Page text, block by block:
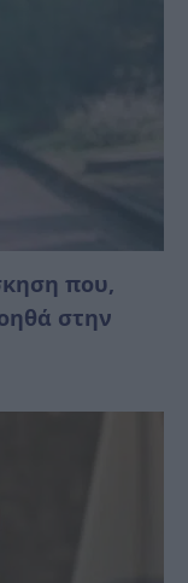
που,
στην